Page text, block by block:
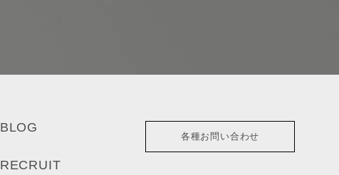
BLOG
RECRUIT
各種お問い合わせ